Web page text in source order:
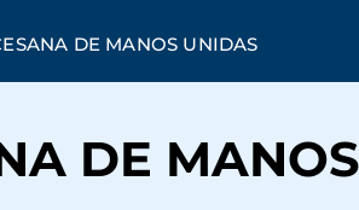
DE MANOS UNIDAS
DE